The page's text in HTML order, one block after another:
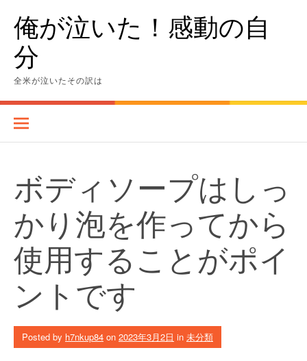
content俺が泣いた！感動の自
分
全米が泣いたその訳は
ボディソープはしっ
かり泡を作ってから
使用することがポイ
ントです
Posted by h7nkup84 on 2023年3月2日 in 未分類